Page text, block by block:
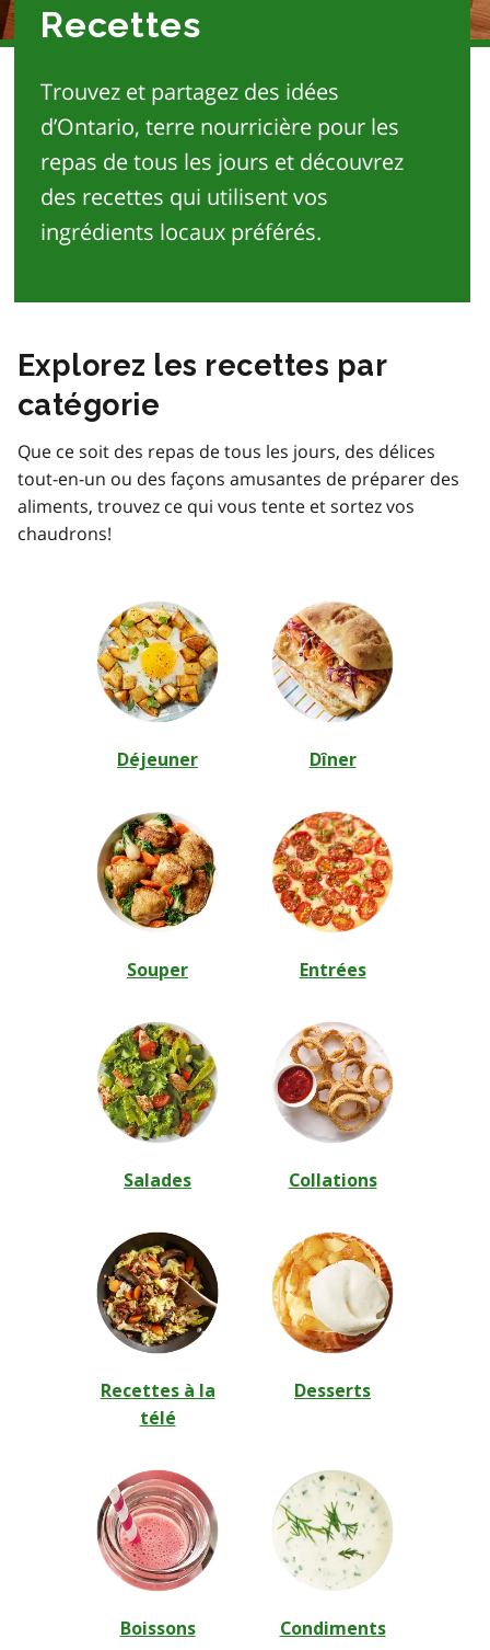
Recettes
Trouvez et partagez des idées
d’Ontario, terre nourricière pour les
repas de tous les jours et découvrez
des recettes qui utilisent vos
ingrédients locaux préférés.
Explorez les recettes par
catégorie
Que ce soit des repas de tous les jours, des délices
tout-en-un ou des façons amusantes de préparer des
aliments, trouvez ce qui vous tente et sortez vos
chaudrons!
Déjeuner Dîner
Souper Entrées
Salades Collations
Recettes à la
télé
Desserts
Boissons Condiments